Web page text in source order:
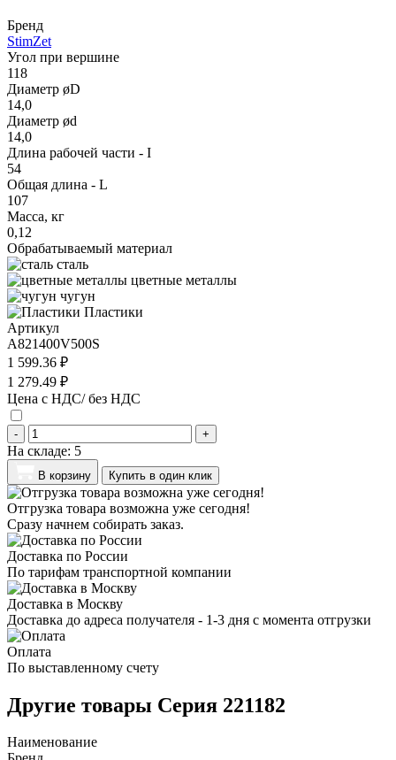
Бренд
StimZet
Угол при вершине
118
Диаметр øD
14,0
Диаметр ød
14,0
Длина рабочей части - I
54
Общая длина - L
107
Масса, кг
0,12
Обрабатываемый материал
сталь
цветные металлы
чугун
Пластики
Артикул
A821400V500S
1 599.36 ₽
1 279.49 ₽
Цена с НДС/ без НДС
- +
На складе: 5
В корзину Купить в один клик
Отгрузка товара возможна уже сегодня!
Сразу начнем собирать заказ.
Доставка по России
По тарифам транспортной компании
Доставка в Москву
Доставка до адреса получателя - 1-3 дня с момента отгрузки
Оплата
По выставленному счету
Другие товары Серия 221182
Наименование